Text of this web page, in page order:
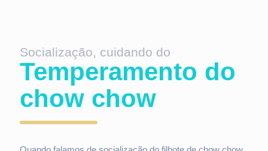
Socialização, cuidando do
Temperamento do
chow chow